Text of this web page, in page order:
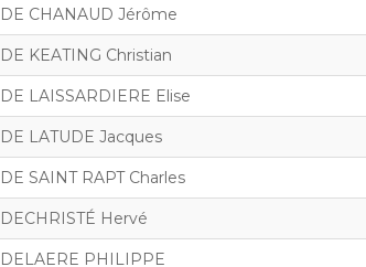
DE CHANAUD Jérôme
DE KEATING Christian
DE LAISSARDIERE Elise
DE LATUDE Jacques
DE SAINT RAPT Charles
DECHRISTÉ Hervé
DELAERE PHILIPPE